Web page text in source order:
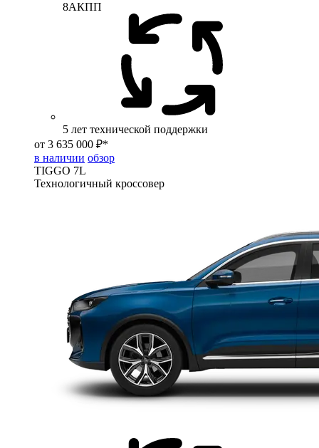
8АКПП
5 лет технической поддержки
от 3 635 000 ₽*
в наличии обзор
TIGGO 7L
Технологичный кроссовер